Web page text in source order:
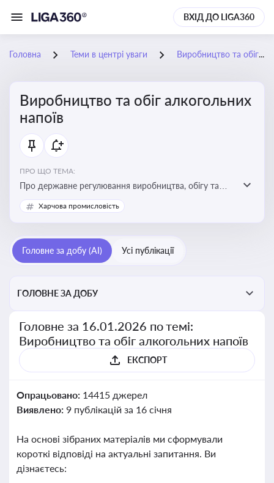
ВХІД ДО LIGA360
Головна Теми в центрі уваги Виробництво та обіг алкогольних напоїв
Виробництво та обіг алкогольних
напоїв
ПРО ЩО ТЕМА:
Про державне регулювання виробництва, обігу та
оподаткування алкогольної продукції, про
ліцензування та правові ризики
Харчова промисловість
Головне за добу (AI) Усі публікації
ГОЛОВНЕ ЗА ДОБУ
Головне за 16.01.2026 по темі:
Виробництво та обіг алкогольних напоїв
ЕКСПОРТ
Опрацьовано: 14415 джерел
Виявлено: 9 публікацій за 16 січня
На основі зібраних матеріалів ми сформували
короткі відповіді на актуальні запитання. Ви
дізнаєтесь: